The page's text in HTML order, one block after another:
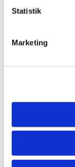
Statistik
Marketing
Du